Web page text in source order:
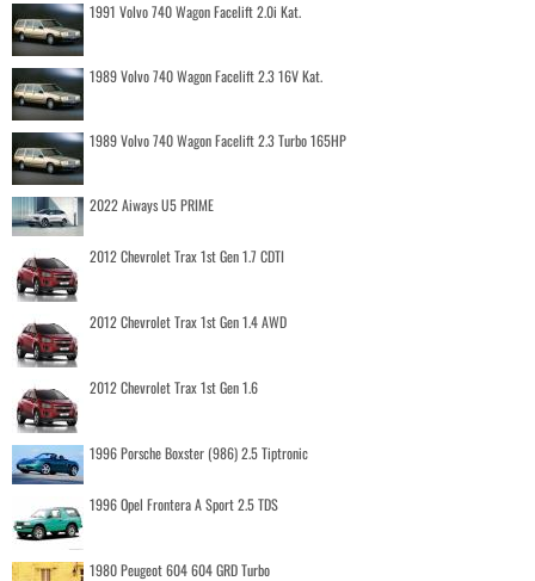
1991 Volvo 740 Wagon Facelift 2.0i Kat.
1989 Volvo 740 Wagon Facelift 2.3 16V Kat.
1989 Volvo 740 Wagon Facelift 2.3 Turbo 165HP
2022 Aiways U5 PRIME
2012 Chevrolet Trax 1st Gen 1.7 CDTI
2012 Chevrolet Trax 1st Gen 1.4 AWD
2012 Chevrolet Trax 1st Gen 1.6
1996 Porsche Boxster (986) 2.5 Tiptronic
1996 Opel Frontera A Sport 2.5 TDS
1980 Peugeot 604 604 GRD Turbo